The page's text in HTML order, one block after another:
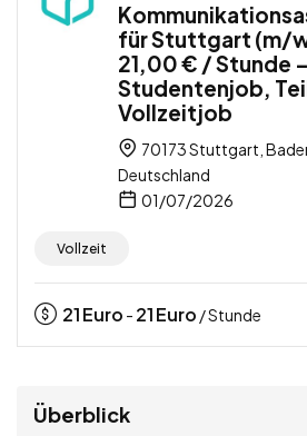
für Stuttgart (m/
21,00 € / Stunde –
Studentenjob,
Vollzeitjob
70173 Stuttgart,
Deutschland
01/07/2026
Vollzeit
21Euro - 21Euro / Stunde
Überblick